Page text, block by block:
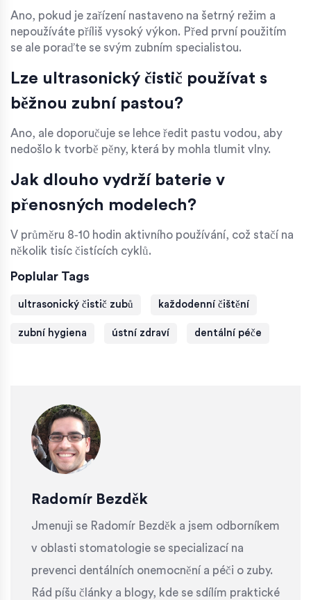
Ano, pokud je zařízení nastaveno na šetrný režim a
nepoužíváte příliš vysoký výkon. Před první použitím
se ale poraďte se svým zubním specialistou.
Lze ultrasonický čistič používat s
běžnou zubní pastou?
Ano, ale doporučuje se lehce ředit pastu vodou, aby
nedošlo k tvorbě pěny, která by mohla tlumit vlny.
Jak dlouho vydrží baterie v
přenosných modelech?
V průměru 8‑10 hodin aktivního používání, což stačí na
několik tisíc čistících cyklů.
Poplular Tags
ultrasonický čistič zubů každodenní čištění
zubní hygiena ústní zdraví dentální péče
Radomír Bezděk
Jmenuji se Radomír Bezděk a jsem odborníkem
v oblasti stomatologie se specializací na
prevenci dentálních onemocnění a péči o zuby.
Rád píšu články a blogy, kde se sdílím praktické